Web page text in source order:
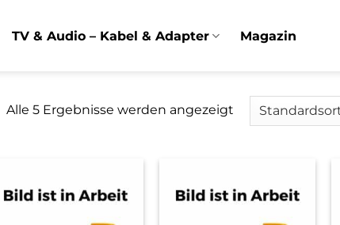
TV & Audio – Kabel & Adapter Magazin
Alle 5 Ergebnisse werden angezeigt